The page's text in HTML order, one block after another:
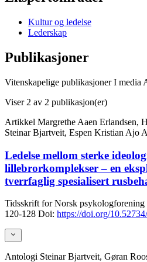
Kultur og ledelse
Lederskap
Publikasjoner
Vitenskapelige publikasjonerI media
Viser 2 av 2 publikasjon(er)
Artikkel Margrethe Aaen Erlandsen,
Steinar Bjartveit, Espen Kristian Ajo
Ledelse mellom sterke
lillebrorkomplekser – en
tverrfaglig spesialisert
Tidsskrift for Norsk
120-128 Doi: https://doi.org/
Antologi Steinar Bjartveit, Gøran